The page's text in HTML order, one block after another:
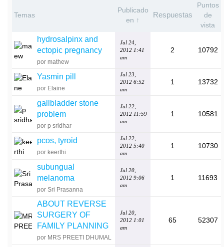
Temas
Publicado
en ↑
Respuestas
Puntos
de
vista
hydrosalpinx and
ectopic pregnancy
por mathew
Jul 24,
2012 1:41
am
2 10792
Yasmin pill
por Elaine
Jul 23,
2012 6:52
am
1 13732
gallbladder stone
problem
por p sridhar
Jul 22,
2012 11:59
am
1 10581
pcos, tyroid
por keerthi
Jul 22,
2012 5:40
am
1 10730
subungual
melanoma
por Sri Prasanna
Jul 20,
2012 9:06
am
1 11693
ABOUT REVERSE
SURGERY OF
FAMILY PLANNING
por MRS PREETI DHUMAL
Jul 20,
2012 1:01
am
65 52307